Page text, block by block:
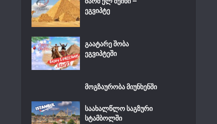
ეგვიპტე
გაატარე შობა
ეგვიპტეში
მოგზაურობა მიუნხენში
საახალწლო საგზური
სტამბოლში